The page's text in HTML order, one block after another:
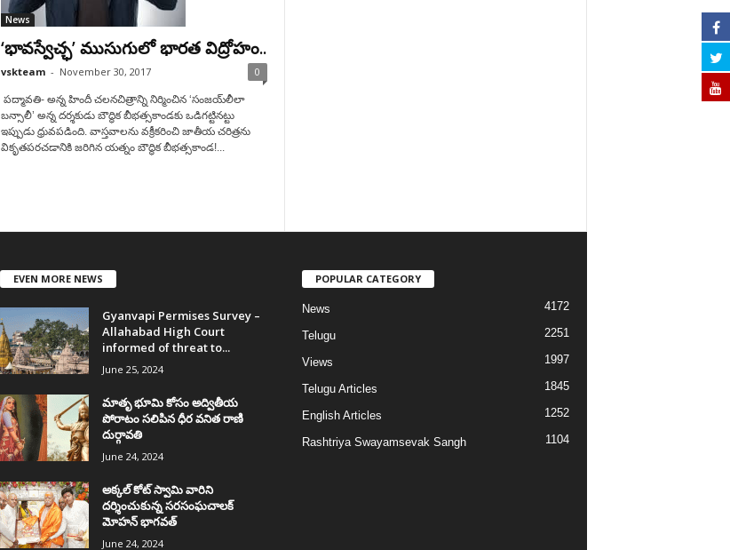
News
‘భావస్వేచ్ఛ’ ముసుగులో భారత విద్రోహం..
vskteam - November 30, 2017 0
­­­­­ పద్మావతి- అన్న హిందీ చలనచిత్రాన్ని నిర్మించిన ‘సంజయ్‌లీలా
బన్సాలీ’ అన్న దర్శకుడు బౌద్ధిక బీభత్సకాండకు ఒడిగట్టినట్టు
ఇప్పుడు ధ్రువపడింది. వాస్తవాలను వక్రీకరించి జాతీయ చరిత్రను
వికృతపరచడానికి జరిగిన యత్నం బౌద్ధిక బీభత్సకాండ!...
EVEN MORE NEWS
Gyanvapi Permises Survey –
Allahabad High Court
informed of threat to...
June 25, 2024
మాతృ భూమి కోసం అద్వితీయ
పోరాటం సలిపిన ధీర వనిత రాణి
దుర్గావతి
June 24, 2024
అక్కల్‌ కోట్‌ స్వామి వారిని
దర్శించుకున్న సరసంఘచాలక్
మోహన్ భాగవత్
June 24, 2024
POPULAR CATEGORY
News 4172
Telugu 2251
Views 1997
Telugu Articles 1845
English Articles 1252
Rashtriya Swayamsevak Sangh 1104